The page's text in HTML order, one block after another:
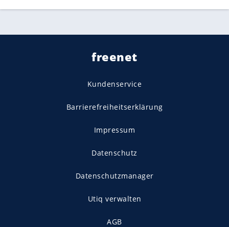
freenet
Kundenservice
Barrierefreiheitserklärung
Impressum
Datenschutz
Datenschutzmanager
Utiq verwalten
AGB